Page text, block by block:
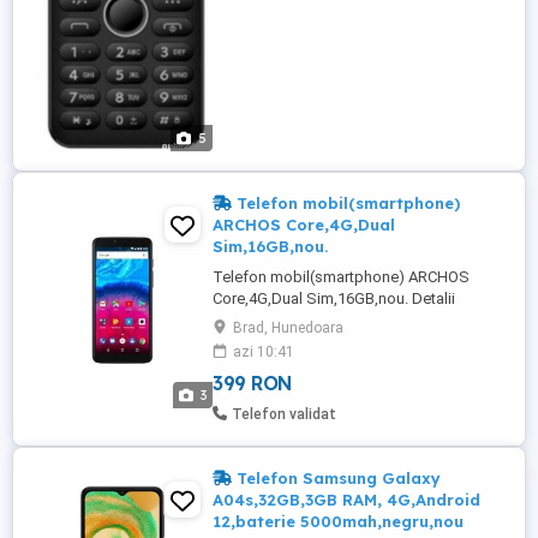
5
3
Telefon mobil(smartphone)
ARCHOS Core,4G,Dual
Sim,16GB,nou.
Telefon mobil(smartphone) ARCHOS
Core,4G,Dual Sim,16GB,nou. Detalii
produs: - EAN: 0690590035898; -
Transmisie de date: UMTS; - Retea GSM:
900 MHz; - Retea UMTS: 2100 MHz;
- Retea LTE: 2600 MHz; - Dimensiune
ecran: 5.72"; - Rezolutie: 1440 x 720; -
IPS; - Sistem ...
Brad, Hunedoara
azi 10:41
399 RON
Telefon validat
Telefon Samsung Galaxy
A04s,32GB,3GB RAM, 4G,Android
12,baterie 5000mah,negru,nou